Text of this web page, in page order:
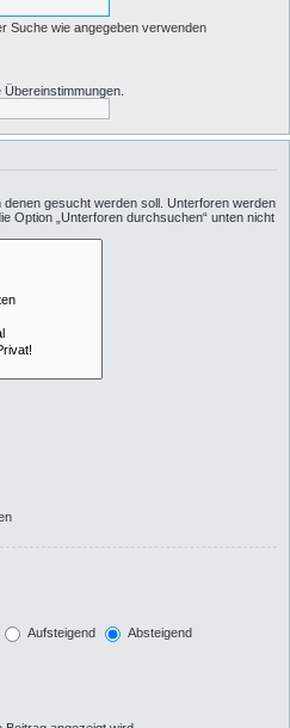
Suche wie angegeben verwenden
gesucht werden soll. Unterforen werden
Option „Unterforen durchsuchen“ unten nicht
Aufsteigend
Absteigend